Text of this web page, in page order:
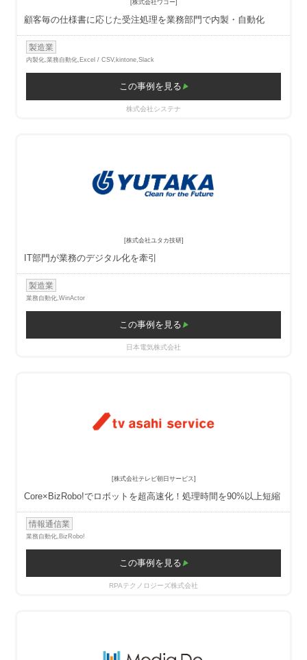
[株式会社ワコー]
顧客毎の仕様書に応じた受注処理を業務部門で内製・自動化
製造業
内製化,業務自動化, Excel / CSV,kintone,Slack
この事例を見る
株式会社システナ
[株式会社ユタカ技研]
IT部門が業務のデジタル化を牽引
製造業
業務自動化,WinActor
この事例を見る
日本電気株式会社
[株式会社テレビ朝日サービス]
Core×BizRobo!でロボットを超高速化！処理時間を90%以上短縮
情報通信業
業務自動化, BizRobo!
この事例を見る
RPAテクノロジーズ株式会社